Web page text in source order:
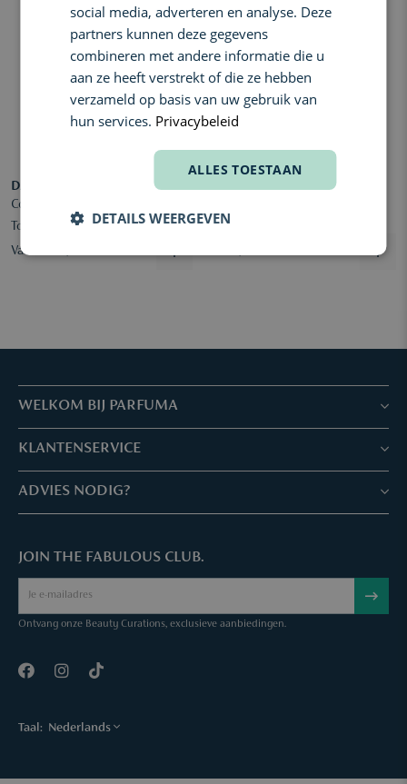
DAVIDOFF
Cool Water Woman Eau de
Toilette
Vanaf € 41,50
WELKOM BIJ PARFUMA
Winkels & Services
Reserveer je afspraak
Over Parfuma
Vacatures
KLANTENSERVICE
Klantenservice & Veelgestelde vragen
Parfuma geschenkbon
Sample Service
ADVIES NODIG?
Mail ons
Bel ons
JOIN THE FABULOUS CLUB.
Ontvang onze Beauty Curations, exclusieve aanbiedingen.
Taal: Nederlands
social media, adverteren en analyse. Deze
partners kunnen deze gegevens
combineren met andere informatie die u
aan ze heeft verstrekt of die ze hebben
verzameld op basis van uw gebruik van
hun services. Privacybeleid
ALLES TOESTAAN
DETAILS WEERGEVEN